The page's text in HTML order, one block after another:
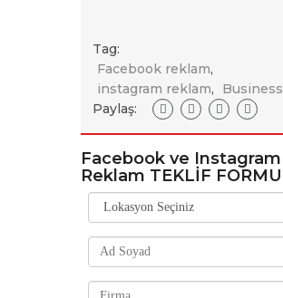
Tag:
Facebook reklam,
instagram reklam, Business
Paylaş:
Facebook ve Instagram
Reklam TEKLİF FORMU